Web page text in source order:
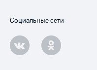
Социальные сети